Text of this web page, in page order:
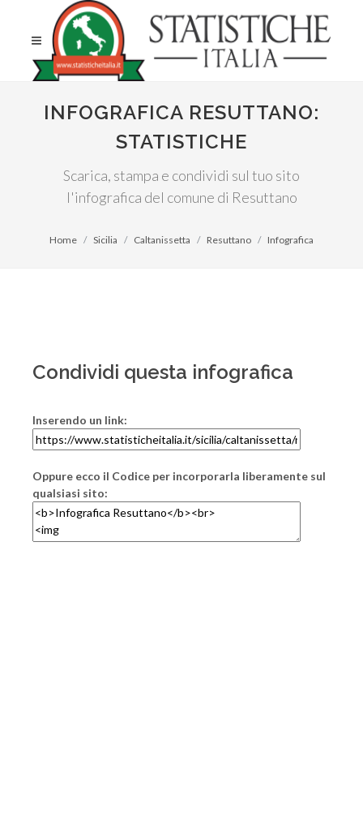
INFOGRAFICA RESUTTANO:
STATISTICHE
Scarica, stampa e condividi sul tuo sito
l'infografica del comune di Resuttano
Home Sicilia Caltanissetta Resuttano Infografica
Condividi questa infografica
Inserendo un link:
Oppure ecco il Codice per incorporarla liberamente sul
qualsiasi sito: